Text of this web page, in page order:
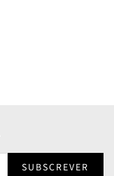
SUBSCREVER